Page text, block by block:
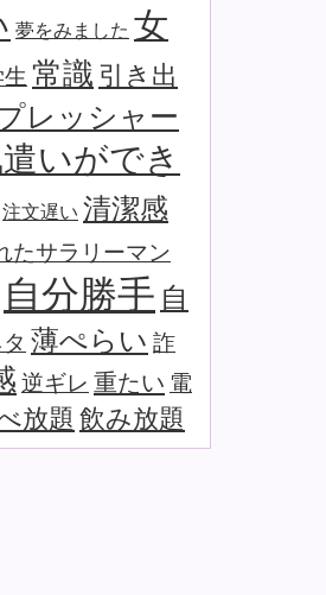
夢をみました 女
常識 引き出
レッシャー
いができ
注文遅い 清潔感
たサラリーマン
自分勝手 自
薄ぺらい 詐
逆ギレ 重たい 電
放題 飲み放題